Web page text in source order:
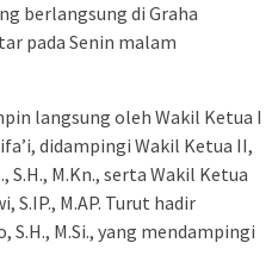
berlangsung di Graha
pada Senin malam
langsung oleh Wakil Ketua I
didampingi Wakil Ketua II,
S.H., M.Kn., serta Wakil Ketua
S.IP., M.AP. Turut hadir
S.H., M.Si., yang mendampingi